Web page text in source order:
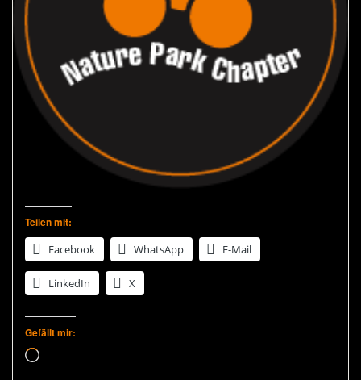
Teilen mit:
Facebook
WhatsApp E-Mail
LinkedIn X
Gefällt mir:
Wird geladen …